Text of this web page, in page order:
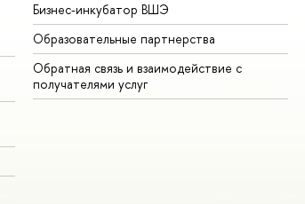
Бизнес-инкубатор ВШЭ
Образовательные партнерства
Обратная связь и взаимодействие с
получателями услуг